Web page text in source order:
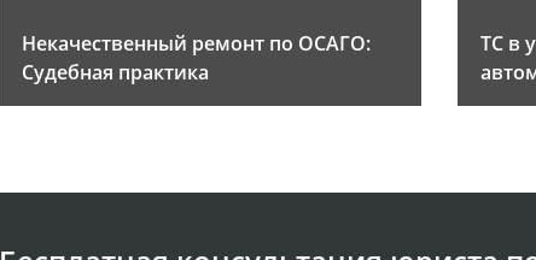
Некачественный ремонт по ОСАГО:
Судебная практика
ТС в